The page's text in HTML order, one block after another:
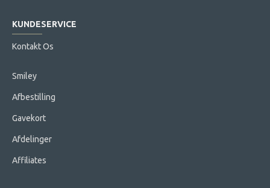
KUNDESERVICE
Kontakt Os
Smiley
Afbestilling
Gavekort
Afdelinger
Affiliates